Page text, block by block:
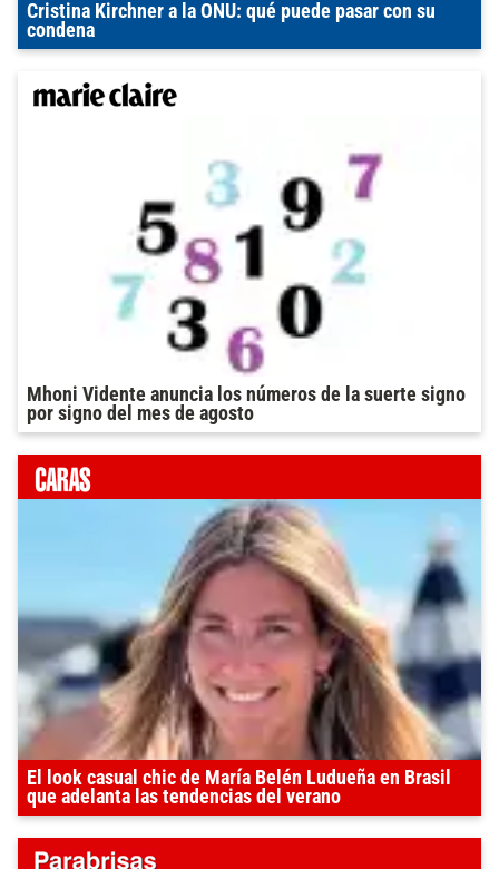
Cristina Kirchner a la ONU: qué puede pasar con su
condena
Mhoni Vidente anuncia los números de la suerte signo
por signo del mes de agosto
El look casual chic de María Belén Ludueña en Brasil
que adelanta las tendencias del verano